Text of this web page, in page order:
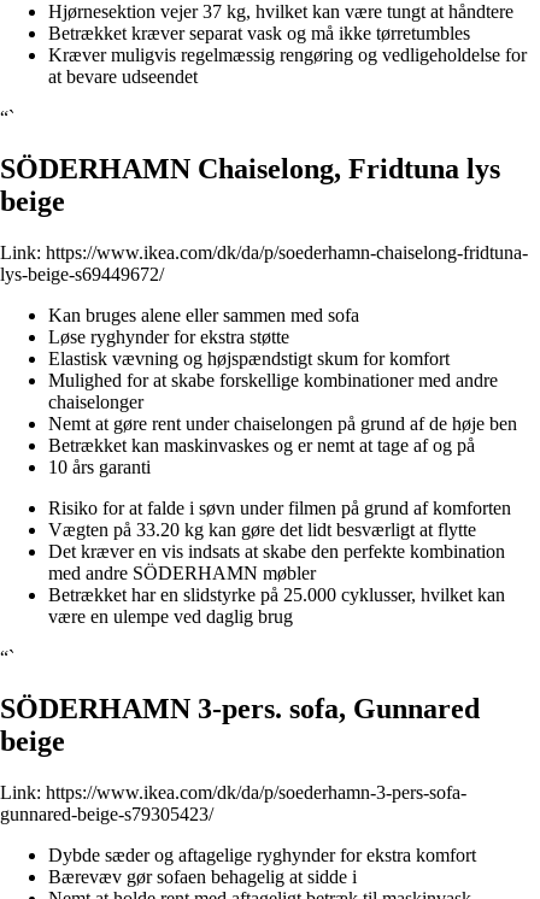
Hjørnesektion vejer 37 kg, hvilket kan være tungt at håndtere
Betrækket kræver separat vask og må ikke tørretumbles
Kræver muligvis regelmæssig rengøring og vedligeholdelse for
at bevare udseendet
“`
SÖDERHAMN Chaiselong, Fridtuna lys
beige
Link: https://www.ikea.com/dk/da/p/soederhamn-chaiselong-fridtuna-
lys-beige-s69449672/
Kan bruges alene eller sammen med sofa
Løse ryghynder for ekstra støtte
Elastisk vævning og højspændstigt skum for komfort
Mulighed for at skabe forskellige kombinationer med andre
chaiselonger
Nemt at gøre rent under chaiselongen på grund af de høje ben
Betrækket kan maskinvaskes og er nemt at tage af og på
10 års garanti
Risiko for at falde i søvn under filmen på grund af komforten
Vægten på 33.20 kg kan gøre det lidt besværligt at flytte
Det kræver en vis indsats at skabe den perfekte kombination
med andre SÖDERHAMN møbler
Betrækket har en slidstyrke på 25.000 cyklusser, hvilket kan
være en ulempe ved daglig brug
“`
SÖDERHAMN 3-pers. sofa, Gunnared
beige
Link: https://www.ikea.com/dk/da/p/soederhamn-3-pers-sofa-
gunnared-beige-s79305423/
Dybde sæder og aftagelige ryghynder for ekstra komfort
Bærevæv gør sofaen behagelig at sidde i